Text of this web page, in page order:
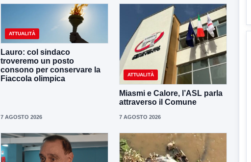
ATTUALITÀ
Lauro: col sindaco
troveremo un posto
consono per conservare la
Fiaccola olimpica
7 AGOSTO 2026
ATTUALITÀ
Miasmi e Calore, l’ASL parla
attraverso il Comune
7 AGOSTO 2026